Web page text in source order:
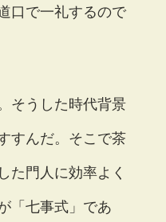
口で一礼するので
そうした時代背景
すんだ。そこで茶
た門人に効率よく
「七事式」であ